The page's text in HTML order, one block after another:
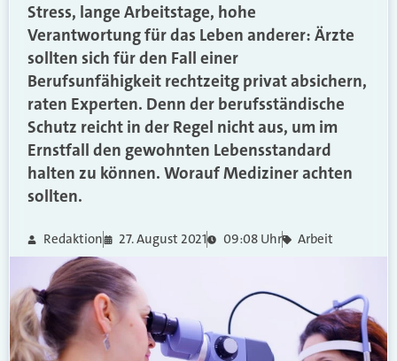
Stress, lange Arbeitstage, hohe
Verantwortung für das Leben anderer: Ärzte
sollten sich für den Fall einer
Berufsunfähigkeit rechtzeitg privat absichern,
raten Experten. Denn der berufsständische
Schutz reicht in der Regel nicht aus, um im
Ernstfall den gewohnten Lebensstandard
halten zu können. Worauf Mediziner achten
sollten.
Redaktion 27. August 2021 09:08 Uhr Arbeit